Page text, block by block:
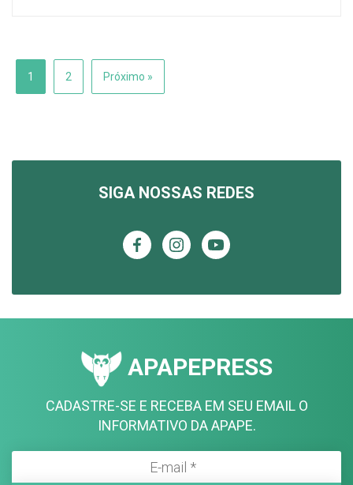
1 2 Próximo »
SIGA NOSSAS REDES
APAPEPRESS
CADASTRE-SE E RECEBA EM SEU EMAIL O
INFORMATIVO DA APAPE.